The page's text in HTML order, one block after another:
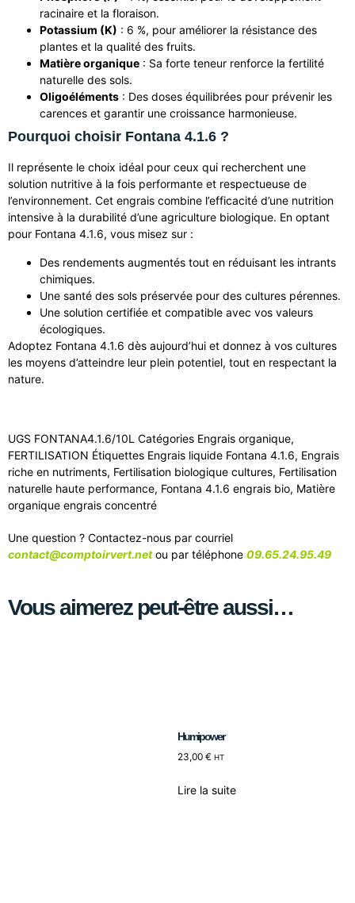
racinaire et la floraison.
Potassium (K) : 6 %, pour améliorer la résistance des
plantes et la qualité des fruits.
Matière organique : Sa forte teneur renforce la fertilité
naturelle des sols.
Oligoéléments : Des doses équilibrées pour prévenir les
carences et garantir une croissance harmonieuse.
Pourquoi choisir Fontana 4.1.6 ?
Il représente le choix idéal pour ceux qui recherchent une
solution nutritive à la fois performante et respectueuse de
l’environnement. Cet engrais combine l’efficacité d’une nutrition
intensive à la durabilité d’une agriculture biologique. En optant
pour Fontana 4.1.6, vous misez sur :
Des rendements augmentés tout en réduisant les intrants
chimiques.
Une santé des sols préservée pour des cultures pérennes.
Une solution certifiée et compatible avec vos valeurs
écologiques.
Adoptez Fontana 4.1.6 dès aujourd’hui et donnez à vos cultures
les moyens d’atteindre leur plein potentiel, tout en respectant la
nature.
UGS FONTANA4.1.6/10L Catégories Engrais organique,
FERTILISATION Étiquettes Engrais liquide Fontana 4.1.6, Engrais
riche en nutriments, Fertilisation biologique cultures, Fertilisation
naturelle haute performance, Fontana 4.1.6 engrais bio, Matière
organique engrais concentré
Une question ? Contactez-nous par courriel
contact@comptoirvert.netou par téléphone 09.65.24.95.49
Vous aimerez peut-être aussi…
Humipower
23,00 € HT
Lire la suite